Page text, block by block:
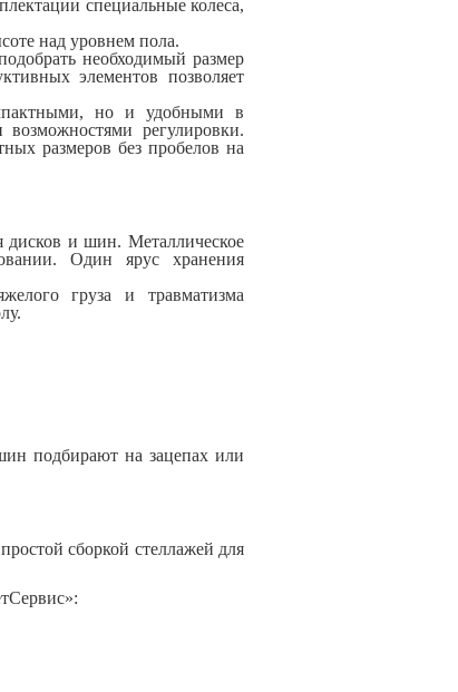
специальные колеса,
над уровнем пола.
необходимый размер
элементов позволяет
но и удобными в
регулировки.
размеров без пробелов на
дисков и шин. Металлическое
Один ярус хранения
груза и травматизма
подбирают на зацепах или
сборкой стеллажей для